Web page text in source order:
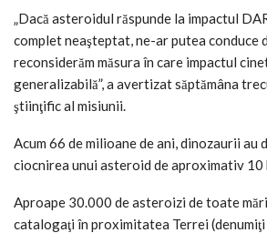
„Dacă asteroidul răspunde la impactul
complet neaşteptat, ne-ar putea conduce
reconsiderăm măsura în care impactul
generalizabilă”, a avertizat săptămâna
ştiinţific al misiunii.
Acum 66 de milioane de ani, dinozaurii au
ciocnirea unui asteroid de aproximativ 10
Aproape 30.000 de asteroizi de toate
catalogaţi în proximitatea Terrei